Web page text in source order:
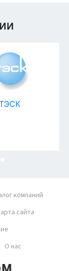
компаний
сайта
О нас